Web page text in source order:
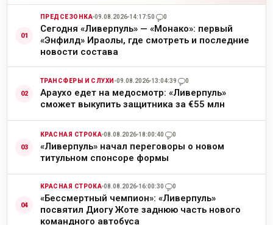
ПРЕДСЕЗОНКА 09.08.2026 14:17:50 0
Сегодня «Ливерпуль» — «Монако»: первый
«Энфилд» Ираолы, где смотреть и последние
новости состава
ТРАНСФЕРЫ И СЛУХИ 09.08.2026 13:04:39 0
Араухо едет на медосмотр: «Ливерпуль»
сможет выкупить защитника за €55 млн
КРАСНАЯ СТРОКА 08.08.2026 18:00:40 0
«Ливерпуль» начал переговоры о новом
титульном спонсоре формы
КРАСНАЯ СТРОКА 08.08.2026 16:00:30 0
«Бессмертный чемпион»: «Ливерпуль»
посвятил Диогу Жоте заднюю часть нового
командного автобуса